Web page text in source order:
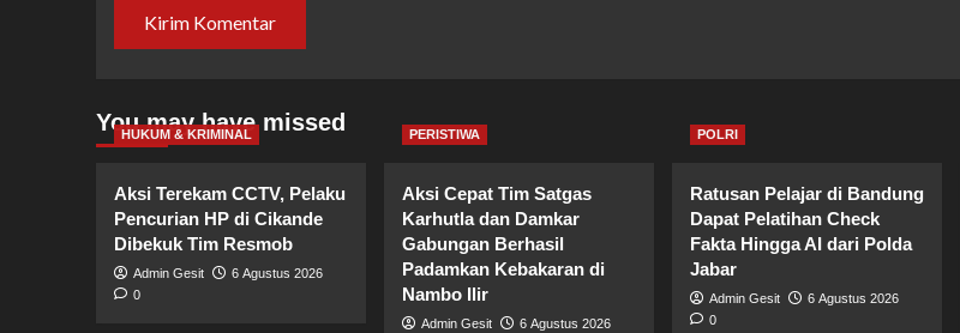
You may have missed
HUKUM & KRIMINAL
Aksi Terekam CCTV, Pelaku
Pencurian HP di Cikande
Dibekuk Tim Resmob
Admin Gesit
6 Agustus 2026
0
PERISTIWA
Aksi Cepat Tim Satgas
Karhutla dan Damkar
Gabungan Berhasil
Padamkan Kebakaran di
Nambo Ilir
Admin Gesit 6 Agustus 2026
POLRI
Ratusan Pelajar di Bandung
Dapat Pelatihan Check
Fakta Hingga AI dari Polda
Jabar
Admin Gesit
6 Agustus 2026
0